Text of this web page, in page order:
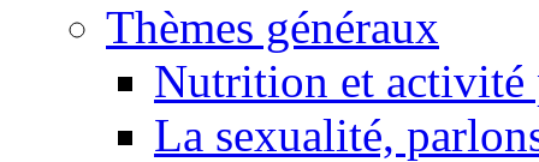
Thèmes généraux
Nutrition et activité
La sexualité,